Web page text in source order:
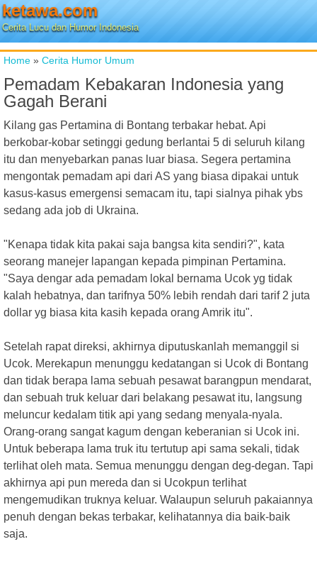
ketawa.com
Cerita Lucu dan Humor Indonesia
Home » Cerita Humor Umum
Pemadam Kebakaran Indonesia yang
Gagah Berani
Kilang gas Pertamina di Bontang terbakar hebat. Api
berkobar-kobar setinggi gedung berlantai 5 di seluruh kilang
itu dan menyebarkan panas luar biasa. Segera pertamina
mengontak pemadam api dari AS yang biasa dipakai untuk
kasus-kasus emergensi semacam itu, tapi sialnya pihak ybs
sedang ada job di Ukraina.
"Kenapa tidak kita pakai saja bangsa kita sendiri?", kata
seorang manejer lapangan kepada pimpinan Pertamina.
"Saya dengar ada pemadam lokal bernama Ucok yg tidak
kalah hebatnya, dan tarifnya 50% lebih rendah dari tarif 2 juta
dollar yg biasa kita kasih kepada orang Amrik itu".
Setelah rapat direksi, akhirnya diputuskanlah memanggil si
Ucok. Merekapun menunggu kedatangan si Ucok di Bontang
dan tidak berapa lama sebuah pesawat barangpun mendarat,
dan sebuah truk keluar dari belakang pesawat itu, langsung
meluncur kedalam titik api yang sedang menyala-nyala.
Orang-orang sangat kagum dengan keberanian si Ucok ini.
Untuk beberapa lama truk itu tertutup api sama sekali, tidak
terlihat oleh mata. Semua menunggu dengan deg-degan. Tapi
akhirnya api pun mereda dan si Ucokpun terlihat
mengemudikan truknya keluar. Walaupun seluruh pakaiannya
penuh dengan bekas terbakar, kelihatannya dia baik-baik
saja.